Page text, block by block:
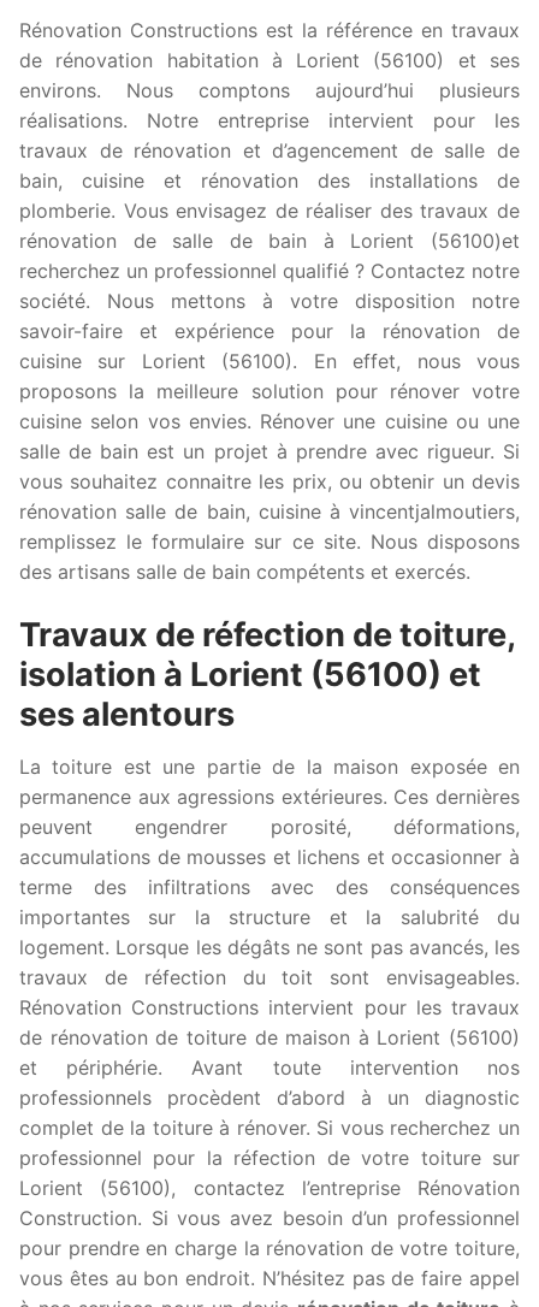
Rénovation Constructions est la référence en travaux
de rénovation habitation à Lorient (56100) et ses
environs. Nous comptons aujourd’hui plusieurs
réalisations. Notre entreprise intervient pour les
travaux de rénovation et d’agencement de salle de
bain, cuisine et rénovation des installations de
plomberie. Vous envisagez de réaliser des travaux de
rénovation de salle de bain à Lorient (56100)et
recherchez un professionnel qualifié ? Contactez notre
société. Nous mettons à votre disposition notre
savoir-faire et expérience pour la rénovation de
cuisine sur Lorient (56100). En effet, nous vous
proposons la meilleure solution pour rénover votre
cuisine selon vos envies. Rénover une cuisine ou une
salle de bain est un projet à prendre avec rigueur. Si
vous souhaitez connaitre les prix, ou obtenir un devis
rénovation salle de bain, cuisine à vincentjalmoutiers,
remplissez le formulaire sur ce site. Nous disposons
des artisans salle de bain compétents et exercés.
Travaux de réfection de toiture,
isolation à Lorient (56100) et
ses alentours
La toiture est une partie de la maison exposée en
permanence aux agressions extérieures. Ces dernières
peuvent engendrer porosité, déformations,
accumulations de mousses et lichens et occasionner à
terme des infiltrations avec des conséquences
importantes sur la structure et la salubrité du
logement. Lorsque les dégâts ne sont pas avancés, les
travaux de réfection du toit sont envisageables.
Rénovation Constructions intervient pour les travaux
de rénovation de toiture de maison à Lorient (56100)
et périphérie. Avant toute intervention nos
professionnels procèdent d’abord à un diagnostic
complet de la toiture à rénover. Si vous recherchez un
professionnel pour la réfection de votre toiture sur
Lorient (56100), contactez l’entreprise Rénovation
Construction. Si vous avez besoin d’un professionnel
pour prendre en charge la rénovation de votre toiture,
vous êtes au bon endroit. N’hésitez pas de faire appel